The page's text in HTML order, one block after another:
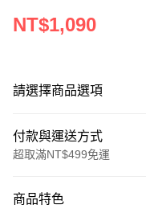
NT$1,090
請選擇商品選項
付款與運送方式
超取滿NT$499免運
信用卡一次付款
商品特色